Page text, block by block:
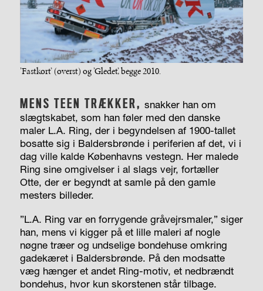
’Fastkørt’ (øverst) og ’Gledet’, begge 2010.
MENS TEEN TRÆKKER, snakker han om
slægtskabet, som han føler med den danske
maler L.A. Ring, der i begyndelsen af 1900-tallet
bosatte sig i Baldersbrønde i periferien af det, vi i
dag ville kalde Københavns vestegn. Her malede
Ring sine omgivelser i al slags vejr, fortæller
Otte, der er begyndt at samle på den gamle
mesters billeder.
”L.A. Ring var en forrygende gråvejrsmaler,” siger
han, mens vi kigger på et lille maleri af nogle
nøgne træer og undselige bondehuse omkring
gadekæret i Baldersbrønde. På den modsatte
væg hænger et andet Ring-motiv, et nedbrændt
bondehus, hvor kun skorstenen står tilbage.